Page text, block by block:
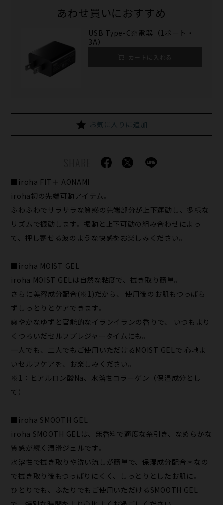
あわせ買いにおすすめ
USB Type-C充電器（1ポート・
3A）
お気に入りに追加
■iroha FIT＋ AONAMI
iroha初の先端可動アイテム。
ふわふわでサラサラな質感の先端部分が上下運動し、多様な
リズムで振動します。振動と上下可動の組み合わせによっ
て、押し寄せる波のような快感をお楽しみください。
■iroha MOIST GEL
iroha MOIST GELは自然な粘度で、拭き取り簡単。
さらに美容成分配合(※1)だから、 使用後のお肌もつっぱら
ずしっとりとケアできます。
爽やかなゆずと官能的なイランイランの香りで、 いつもより
くつろいだセルフプレジャータイムにも。
一人でも、二人でもご使用いただけるMOIST GELで 心地よ
いセルフケアを、お楽しみください。
※1：ヒアルロン酸Na、水溶性コラーゲン（保湿成分とし
て）
■iroha SMOOTH GEL
iroha SMOOTH GELは、無香料で適度な糸引き、なめらかな
質感が続く潤滑ジェルです。
水溶性で拭き取りや洗い流しが簡単で、保湿成分配合＊なの
で拭き取り後もつっぱりにくく、しっとりとしたお肌に。
ひとりでも、ふたりでもご使用いただけるSMOOTH GEL